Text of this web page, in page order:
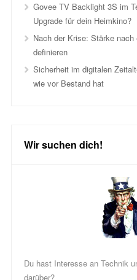
Govee TV Backlight 3S im
Upgrade für dein Heimkino?
Nach der Krise: Stärke
definieren
Sicherheit im digitalen
wie vor Bestand hat
Wir suchen dich!
Du hast Interesse an Technik
darüber?